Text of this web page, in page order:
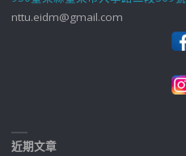
nttu.eidm@gmail.com
近期文章